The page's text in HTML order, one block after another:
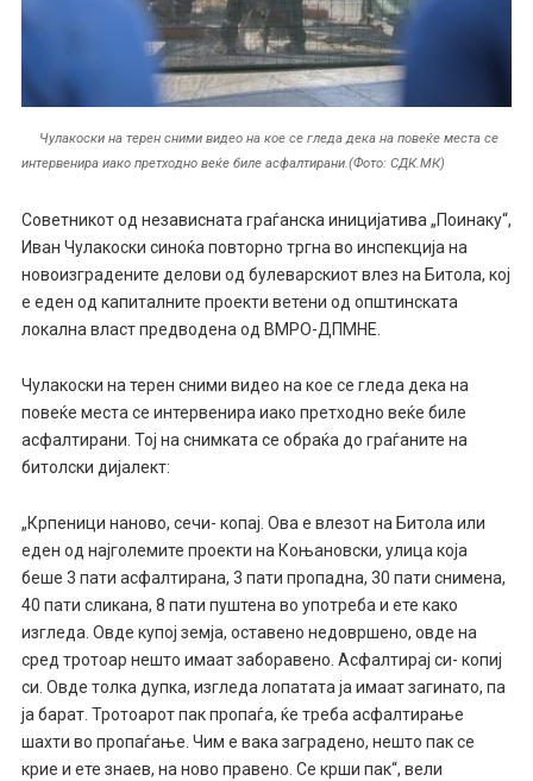
Чулакоски на терен сними видео на кое се гледа дека на повеќе места се
интервенира иако претходно веќе биле асфалтирани.(Фото: СДК.МК)
Советникот од независната граѓанска иницијатива „Поинаку“,
Иван Чулакоски синоќа повторно тргна во инспекција на
новоизградените делови од булеварскиот влез на Битола, кој
е еден од капиталните проекти ветени од општинската
локална власт предводена од ВМРО-ДПМНЕ.
Чулакоски на терен сними видео на кое се гледа дека на
повеќе места се интервенира иако претходно веќе биле
асфалтирани. Тој на снимката се обраќа до граѓаните на
битолски дијалект:
„Крпеници наново, сечи- копај. Ова е влезот на Битола или
еден од најголемите проекти на Коњановски, улица која
беше 3 пати асфалтирана, 3 пати пропадна, 30 пати снимена,
40 пати сликана, 8 пати пуштена во употреба и ете како
изгледа. Овде купој земја, оставено недовршено, овде на
сред тротоар нешто имаат заборавено. Асфалтирај си- копиј
си. Овде толка дупка, изгледа лопатата ја имаат загинато, па
ја барат. Тротоарот пак пропаѓа, ќе треба асфалтирање
шахти во пропаѓање. Чим е вака заградено, нешто пак се
крие и ете знаев, на ново правено. Се крши пак“, вели